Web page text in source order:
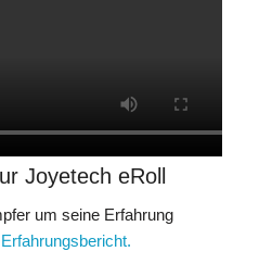
Joyetech eRoll
um seine Erfahrung